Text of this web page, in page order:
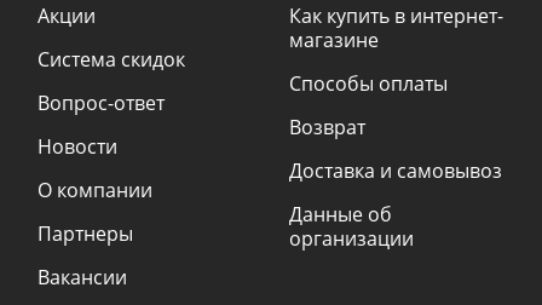
Акции
Система скидок
Вопрос-ответ
Новости
О компании
Партнеры
Вакансии
Как купить в интернет-
магазине
Способы оплаты
Возврат
Доставка и самовывоз
Данные об
организации